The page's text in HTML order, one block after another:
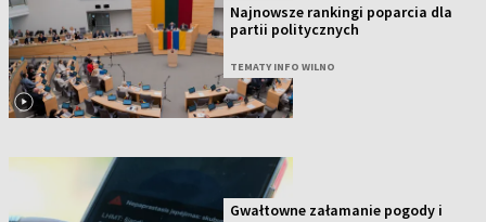
Najnowsze rankingi poparcia dla
partii politycznych
TEMATY INFO WILNO
Gwałtowne załamanie pogody i